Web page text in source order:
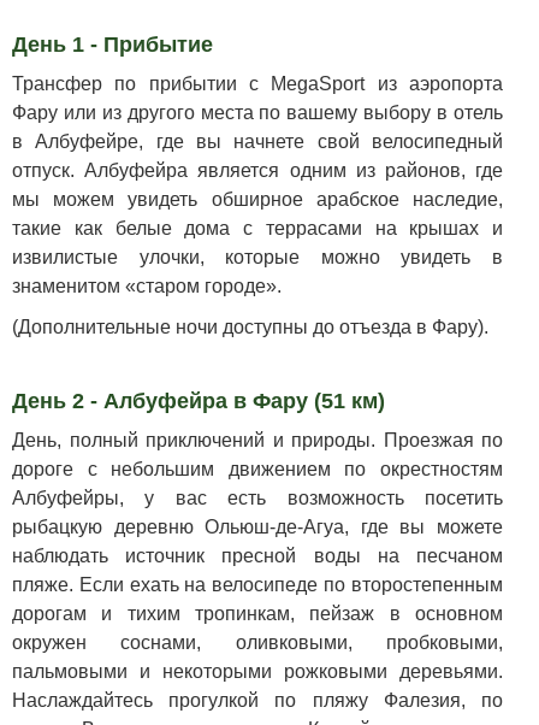
День 1 - Прибытие
Трансфер по прибытии с MegaSport из аэропорта
Фару или из другого места по вашему выбору в отель
в Албуфейре, где вы начнете свой велосипедный
отпуск. Албуфейра является одним из районов, где
мы можем увидеть обширное арабское наследие,
такие как белые дома с террасами на крышах и
извилистые улочки, которые можно увидеть в
знаменитом «старом городе».
(Дополнительные ночи доступны до отъезда в Фару).
День 2 - Албуфейра в Фару (51 км)
День, полный приключений и природы. Проезжая по
дороге с небольшим движением по окрестностям
Албуфейры, у вас есть возможность посетить
рыбацкую деревню Ольюш-де-Агуа, где вы можете
наблюдать источник пресной воды на песчаном
пляже. Если ехать на велосипеде по второстепенным
дорогам и тихим тропинкам, пейзаж в основном
окружен соснами, оливковыми, пробковыми,
пальмовыми и некоторыми рожковыми деревьями.
Наслаждайтесь прогулкой по пляжу Фалезия, по